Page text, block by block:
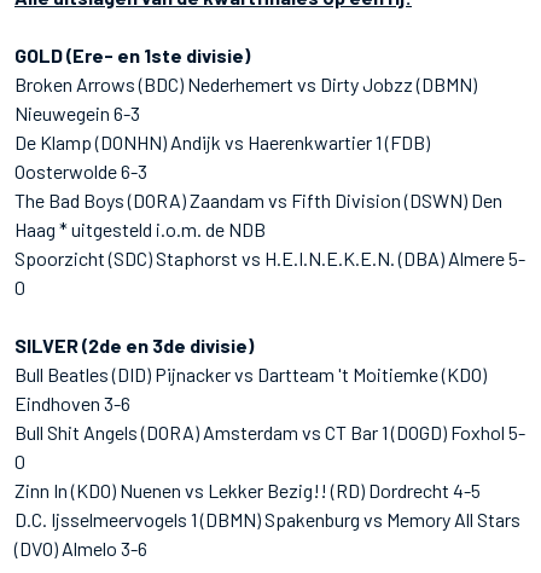
GOLD (Ere- en 1ste divisie)
Broken Arrows (BDC) Nederhemert vs Dirty Jobzz (DBMN)
Nieuwegein 6-3
De Klamp (DONHN) Andijk vs Haerenkwartier 1 (FDB)
Oosterwolde 6-3
The Bad Boys (DORA) Zaandam vs Fifth Division (DSWN) Den
Haag * uitgesteld i.o.m. de NDB
Spoorzicht (SDC) Staphorst vs H.E.I.N.E.K.E.N. (DBA) Almere 5-
0
SILVER (2de en 3de divisie)
Bull Beatles (DID) Pijnacker vs Dartteam 't Moitiemke (KDO)
Eindhoven 3-6
Bull Shit Angels (DORA) Amsterdam vs CT Bar 1 (DOGD) Foxhol 5-
0
Zinn In (KDO) Nuenen vs Lekker Bezig!! (RD) Dordrecht 4-5
D.C. Ijsselmeervogels 1 (DBMN) Spakenburg vs Memory All Stars
(DVO) Almelo 3-6